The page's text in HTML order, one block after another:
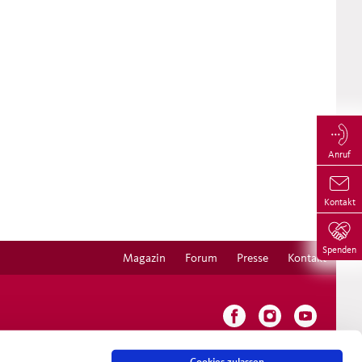
Anruf
Kontakt
Spenden
Magazin Forum Presse Kontakt